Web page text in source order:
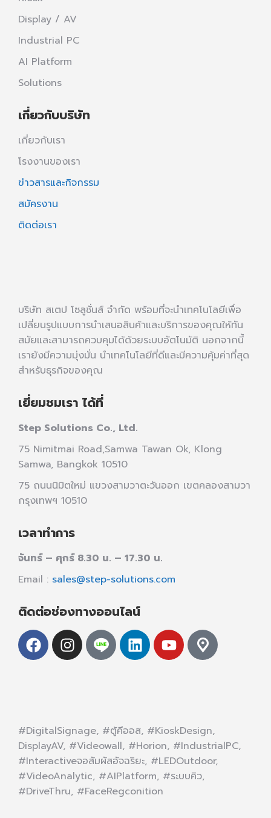
Display / AV
Industrial PC
AI Platform
Solutions
เกี่ยวกับบริษัท
เกี่ยวกับเรา
โรงงานของเรา
ข่าวสารและกิจกรรม
สมัครงาน
ติดต่อเรา
บริษัท สเตป โซลูชั่นส์ จำกัด พร้อมที่จะนำเทคโนโลยีเพื่อ
เปลี่ยนรูปแบบการนำเสนอสินค้าและบริการของคุณให้ทัน
สมัยและสามารถควบคุมได้ด้วยระบบอัตโนมัติ นอกจากนี้
เรายังมีความมุ่งมั่น นำเทคโนโลยีที่ดีและมีความคุ้มค่าที่สุด
สำหรับธุรกิจของคุณ
เยี่ยมชมเรา ได้ที่
Step Solutions Co., Ltd.
75 Nimitmai Road,Samwa Tawan Ok, Klong
Samwa, Bangkok 10510
75 ถนนนิมิตใหม่ แขวงสามวาตะวันออก เขตคลองสามวา
กรุงเทพฯ 10510
เวลาทำการ
จันทร์ – ศุกร์ 8.30 น. – 17.30 น.
Email : sales@step-solutions.com
ติดต่อช่องทางออนไลน์
#DigitalSignage, #ตู้คีออส, #KioskDesign,
DisplayAV, #Videowall, #Horion, #IndustrialPC,
#Interactiveจอสัมผัสอัจฉริยะ, #LEDOutdoor,
#VideoAnalytic, #AIPlatform, #ระบบคิว,
#DriveThru, #FaceRegconition